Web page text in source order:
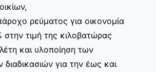
ρεύματος για οικονομία
στην τιμή της κιλοβατώρας
και υλοποίηση των
διαδικασιών για την έως και